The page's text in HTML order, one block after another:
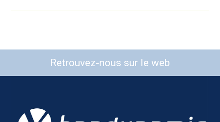
Retrouvez-nous sur le web